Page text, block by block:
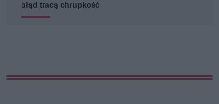
błąd tracą chrupkość